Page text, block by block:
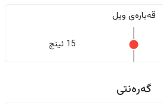
قەبارەی ویل
15 ئینج
گەرەنتی